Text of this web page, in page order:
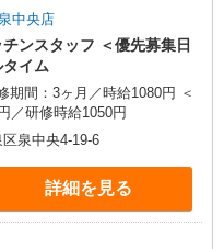
中央店
ンスタッフ ＜優先募集日
イム
期間：3ヶ月／時給1080円 ＜
／研修時給1050円
泉中央4-19-6
詳細を見る